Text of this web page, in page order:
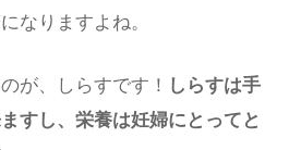
なりますよね。
が、しらすです！ しらすは手
すし、栄養は妊婦にとってと